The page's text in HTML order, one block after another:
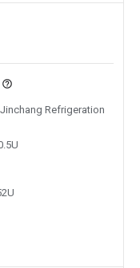
Refrigeration